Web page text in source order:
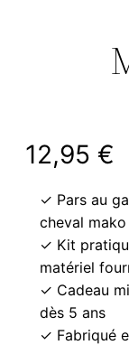
12,95 €
✓ Pars au
cheval
✓ Kit
matériel
✓ Cadeau
dès 5 ans
✓ Fabriqué